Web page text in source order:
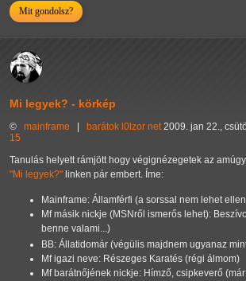
Mit gondolsz?
Mi legyek? - körkép
© mainframe barátok l0lzor net 2009. jan 22.,
15
Tanulás helyett rámjött hogy végignézegetek az
"Mi legyek?" linken pár embert. Íme:
Mainframe: Államférfi (a sorssal nem lehet
Mf másik nickje (MSNről ismerős lehet):
benne valami...)
BB: Állatidomár (végülis majdnem ugyanaz
Mf igazi neve: Részeges Karatés (régi álmom)
Mf barátnőjének nickje: Hímző, csipkeverő